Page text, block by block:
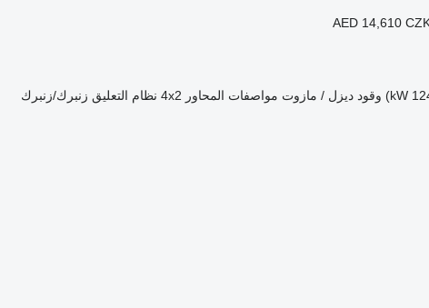
AED 14,610
وقود ديزل / مازوت مواصفات المحاور 4x2 نظام التعليق زنبرك/زنبرك